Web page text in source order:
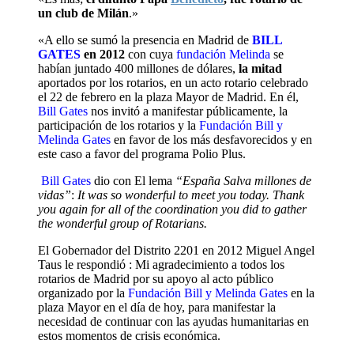
un club de Milán.»
«A ello se sumó la presencia en Madrid de BILL
GATES en 2012 con cuya fundación Melinda se
habían juntado 400 millones de dólares, la mitad
aportados por los rotarios, en un acto rotario celebrado
el 22 de febrero en la plaza Mayor de Madrid. En él,
Bill Gates nos invitó a manifestar públicamente, la
participación de los rotarios y la Fundación Bill y
Melinda Gates en favor de los más desfavorecidos y en
este caso a favor del programa Polio Plus.
Bill Gates dio con El lema “España Salva millones de
vidas”: It was so wonderful to meet you today. Thank
you again for all of the coordination you did to gather
the wonderful group of Rotarians.
El Gobernador del Distrito 2201 en 2012 Miguel Angel
Taus le respondió : Mi agradecimiento a todos los
rotarios de Madrid por su apoyo al acto público
organizado por la Fundación Bill y Melinda Gates en la
plaza Mayor en el día de hoy, para manifestar la
necesidad de continuar con las ayudas humanitarias en
estos momentos de crisis económica.